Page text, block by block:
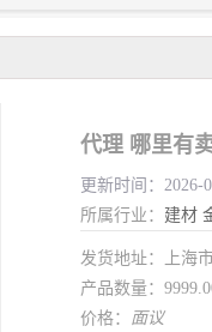
代理 哪里有
更新时间：
所属行业： 建材
发货地址：上海
产品数量：
价格： 面议